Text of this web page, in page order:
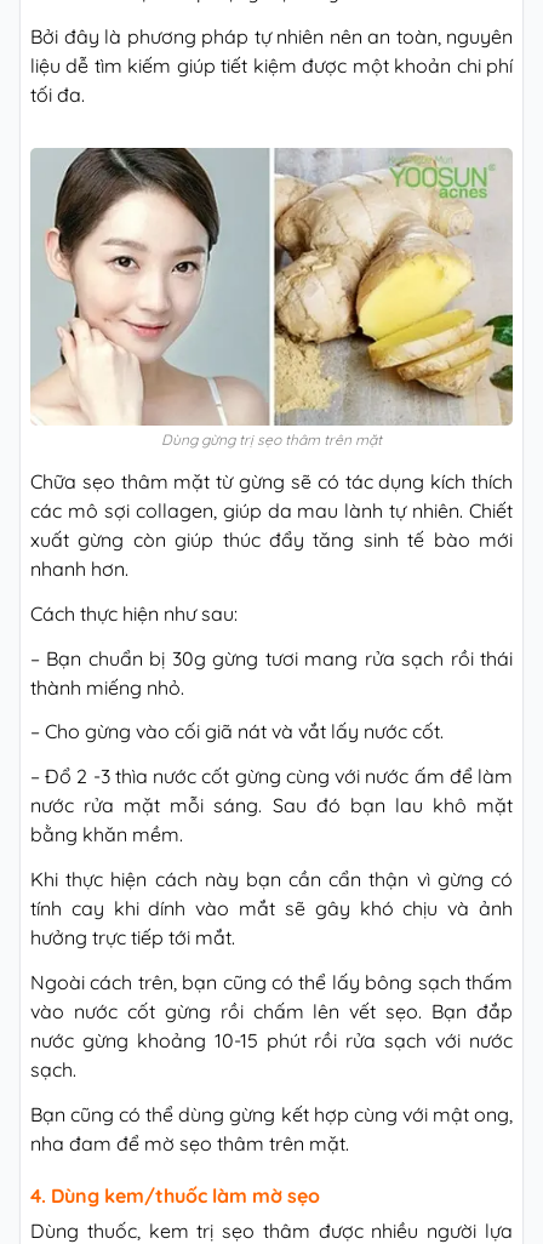
Bởi đây là phương pháp tự nhiên nên an toàn, nguyên
liệu dễ tìm kiếm giúp tiết kiệm được một khoản chi phí
tối đa.
Dùng gừng trị sẹo thâm trên mặt
Chữa sẹo thâm mặt từ gừng sẽ có tác dụng kích thích
các mô sợi collagen, giúp da mau lành tự nhiên. Chiết
xuất gừng còn giúp thúc đẩy tăng sinh tế bào mới
nhanh hơn.
Cách thực hiện như sau:
– Bạn chuẩn bị 30g gừng tươi mang rửa sạch rồi thái
thành miếng nhỏ.
– Cho gừng vào cối giã nát và vắt lấy nước cốt.
– Đổ 2 -3 thìa nước cốt gừng cùng với nước ấm để làm
nước rửa mặt mỗi sáng. Sau đó bạn lau khô mặt
bằng khăn mềm.
Khi thực hiện cách này bạn cần cẩn thận vì gừng có
tính cay khi dính vào mắt sẽ gây khó chịu và ảnh
hưởng trực tiếp tới mắt.
Ngoài cách trên, bạn cũng có thể lấy bông sạch thấm
vào nước cốt gừng rồi chấm lên vết sẹo. Bạn đắp
nước gừng khoảng 10-15 phút rồi rửa sạch với nước
sạch.
Bạn cũng có thể dùng gừng kết hợp cùng với mật ong,
nha đam để mờ sẹo thâm trên mặt.
4. Dùng kem/thuốc làm mờ sẹo
Dùng thuốc, kem trị sẹo thâm được nhiều người lựa